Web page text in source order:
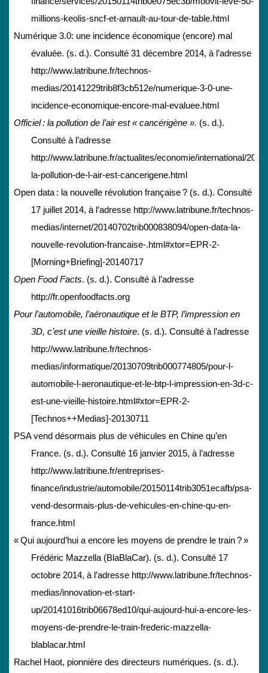
millions-keolis-sncf-et-arnault-au-tour-de-table.html
Numérique 3.0: une incidence économique (encore) mal
évaluée. (s. d.). Consulté 31 décembre 2014, à l’adresse
http://www.latribune.fr/technos-
medias/20141229trib8f3cb512e/numerique-3-0-une-
incidence-economique-encore-mal-evaluee.html
Officiel : la pollution de l’air est « cancérigène ». (s. d.).
Consulté à l’adresse
http://www.latribune.fr/actualites/economie/international/
la-pollution-de-l-air-est-cancerigene.html
Open data : la nouvelle révolution française ? (s. d.). Consulté
17 juillet 2014, à l’adresse http://www.latribune.fr/technos-
medias/internet/20140702trib000838094/open-data-la-
nouvelle-revolution-francaise-.html#xtor=EPR-2-
[Morning+Briefing]-20140717
Open Food Facts. (s. d.). Consulté à l’adresse
http://fr.openfoodfacts.org
Pour l’automobile, l’aéronautique et le BTP, l’impression en
3D, c’est une vieille histoire. (s. d.). Consulté à l’adresse
http://www.latribune.fr/technos-
medias/informatique/20130709trib000774805/pour-l-
automobile-l-aeronautique-et-le-btp-l-impression-en-3d-c-
est-une-vieille-histoire.html#xtor=EPR-2-
[Technos++Medias]-20130711
PSA vend désormais plus de véhicules en Chine qu’en
France. (s. d.). Consulté 16 janvier 2015, à l’adresse
http://www.latribune.fr/entreprises-
finance/industrie/automobile/20150114trib3051ecafb/psa-
vend-desormais-plus-de-vehicules-en-chine-qu-en-
france.html
« Qui aujourd’hui a encore les moyens de prendre le train ? »
Frédéric Mazzella (BlaBlaCar). (s. d.). Consulté 17
octobre 2014, à l’adresse http://www.latribune.fr/technos-
medias/innovation-et-start-
up/20141016trib06678ed10/qui-aujourd-hui-a-encore-les-
moyens-de-prendre-le-train-frederic-mazzella-
blablacar.html
Rachel Haot, pionnière des directeurs numériques. (s. d.).